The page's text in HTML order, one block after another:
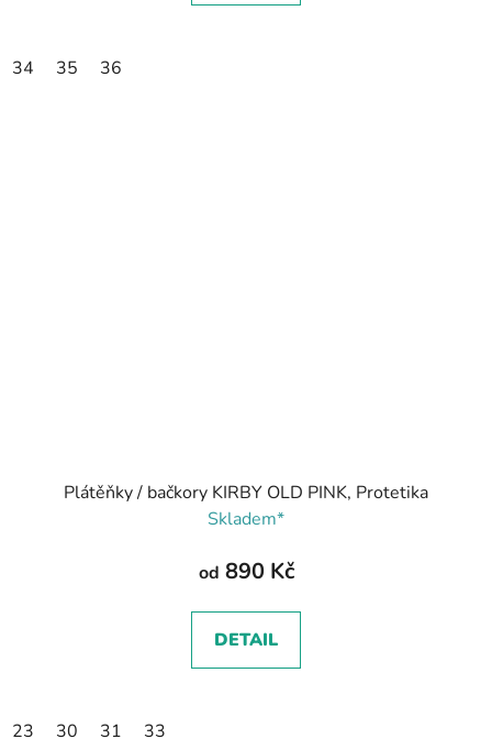
34 35 36
Plátěňky / bačkory KIRBY OLD PINK, Protetika
Skladem*
od 890 Kč
DETAIL
23 30 31 33